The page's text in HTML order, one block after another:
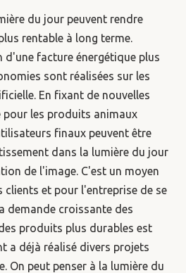
du jour peuvent rendre
rentable à long terme.
d'une facture énergétique plus
sont réalisées sur les
En fixant de nouvelles
pour les produits animaux
finaux peuvent être
dans la lumière du jour
de l'image. C'est un moyen
clients et pour l'entreprise de se
demande croissante des
produits plus durables est
a déjà réalisé divers projets
On peut penser à la lumière du